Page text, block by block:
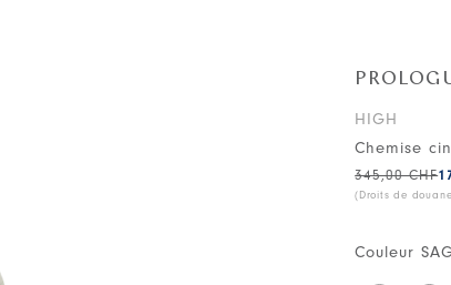
HIGH
Chemise
345,00 CHF
(Droits de
Couleur